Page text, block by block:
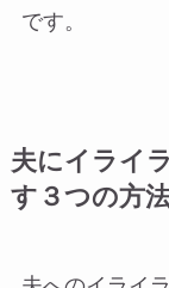
です。
夫にイライ
す３つの方